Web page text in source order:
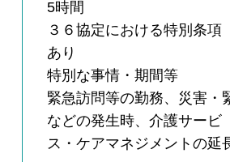
5時間
３６協定における特別条項
あり
特別な事情・期間等
緊急訪問等の勤務、災害・
などの発生時、介護サービ
ス・ケアマネジメントの延